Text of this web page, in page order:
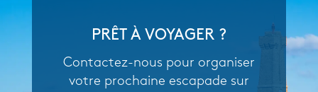
PRÊT À VOYAGER ?
Contactez-nous pour organiser
votre prochaine escapade sur